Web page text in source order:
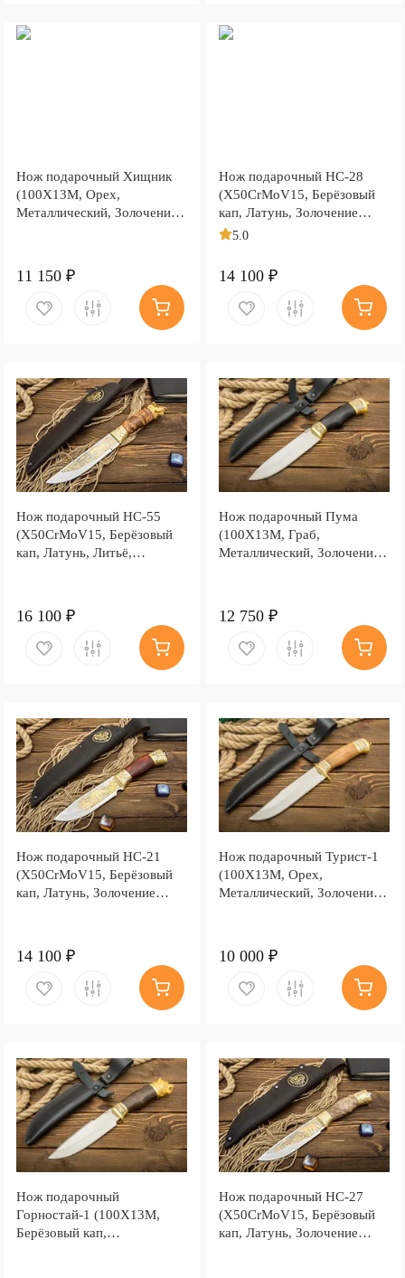
Нож подарочный Хищник
(100Х13М, Орех,
Металлический, Золочение
11 150 ₽
Нож подарочный НС-28
(X50CrMoV15, Берёзовый
кап, Латунь, Золочение
клинка гарды и тыльника)
5.0
14 100 ₽
Нож подарочный НС-55
(X50CrMoV15, Берёзовый
кап, Латунь, Литьё,
16 100 ₽
Нож подарочный Пума
(100Х13М, Граб,
Металлический, Золочение
12 750 ₽
Нож подарочный НС-21
(X50CrMoV15, Берёзовый
кап, Латунь, Золочение
14 100 ₽
Нож подарочный Турист-1
(100Х13М, Орех,
Металлический, Золочение
10 000 ₽
Нож подарочный
Горностай-1 (100Х13М,
Берёзовый кап,
Нож подарочный НС-27
(X50CrMoV15, Берёзовый
кап, Латунь, Золочение